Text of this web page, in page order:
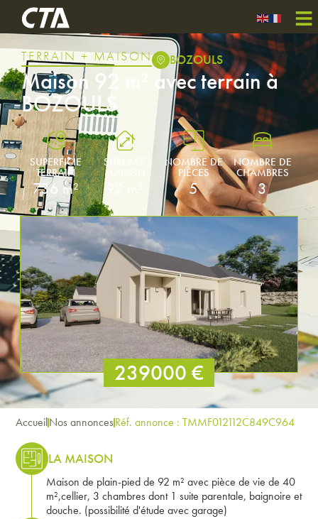
TERRAIN + MAISON BOZOULS
Maison 92 m² avec terrain à
BOZOULS
SUPERFICIE
TERRAIN
736 m²
SURFACE
MAISON
NOMBRE DE
PIÈCES
5
NOMBRE DE
CHAMBRES
3
239000 €
AccueilNos annoncesRéf. annonce : TMMF012112C849C964
LA MAISON
Maison de plain-pied de 92 m² avec pièce de vie de 40
m²,cellier, 3 chambres dont 1 suite parentale, baignoire et
douche. (possibilité d'étude avec garage)